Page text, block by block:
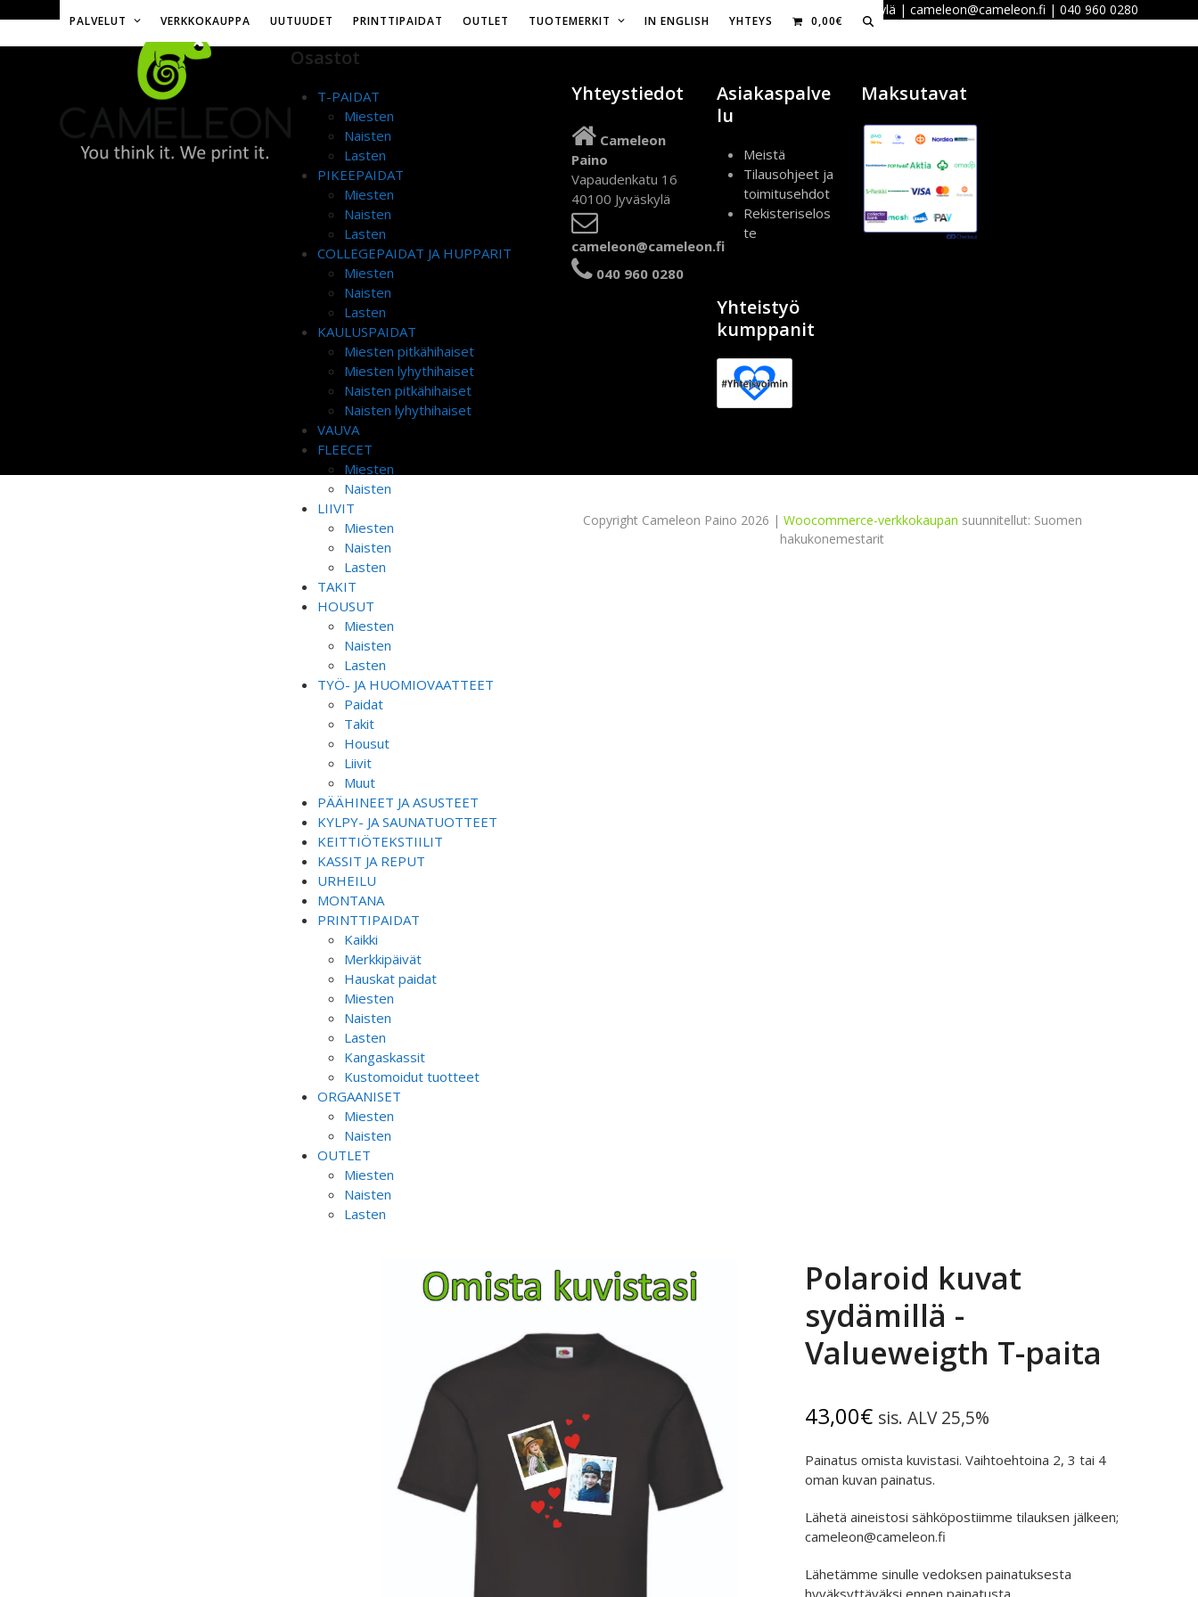
content
Vapaudenkatu 16, 40100 Jyväskylä | cameleon@cameleon.fi | 040 960 0280
PALVELUT VERKKOKAUPPA UUTUUDET PRINTTIPAIDAT OUTLET TUOTEMERKIT IN ENGLISH YHTEYS 0,00€
Osastot
T-PAIDAT
Miesten
Naisten
Lasten
PIKEEPAIDAT
Miesten
Naisten
Lasten
COLLEGEPAIDAT JA HUPPARIT
Miesten
Naisten
Lasten
KAULUSPAIDAT
Miesten pitkähihaiset
Miesten lyhythihaiset
Naisten pitkähihaiset
Naisten lyhythihaiset
VAUVA
FLEECET
Miesten
Naisten
LIIVIT
Miesten
Naisten
Lasten
TAKIT
HOUSUT
Miesten
Naisten
Lasten
TYÖ- JA HUOMIOVAATTEET
Paidat
Takit
Housut
Liivit
Muut
PÄÄHINEET JA ASUSTEET
KYLPY- JA SAUNATUOTTEET
KEITTIÖTEKSTIILIT
KASSIT JA REPUT
URHEILU
MONTANA
PRINTTIPAIDAT
Kaikki
Merkkipäivät
Hauskat paidat
Miesten
Naisten
Lasten
Kangaskassit
Kustomoidut tuotteet
ORGAANISET
Miesten
Naisten
OUTLET
Miesten
Naisten
Lasten
Polaroid kuvat
sydämillä -
Valueweigth T-paita
43,00€ sis. ALV 25,5%
Painatus omista kuvistasi. Vaihtoehtoina 2, 3 tai 4
oman kuvan painatus.
Lähetä aineistosi sähköpostiimme tilauksen jälkeen;
cameleon@cameleon.fi
Lähetämme sinulle vedoksen painatuksesta
hyväksyttäväksi ennen painatusta.
Yhteystiedot
Cameleon
Paino
Vapaudenkatu 16
40100 Jyväskylä
cameleon@cameleon.fi
040 960 0280
Asiakaspalve
lu
Meistä
Tilausohjeet ja
toimitusehdot
Rekisteriselos
te
Yhteistyö
kumppanit
Maksutavat
Copyright Cameleon Paino 2026 | Woocommerce-verkkokaupan suunnitellut: Suomen
hakukonemestarit